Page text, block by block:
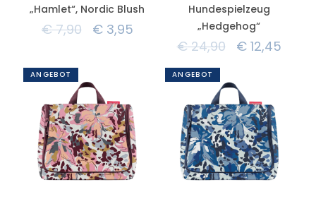
„Hamlet“, Nordic Blush
€7,90 €3,95
Hundespielzeug
„Hedgehog“
€24,90 €12,45
ANGEBOT ANGEBOT